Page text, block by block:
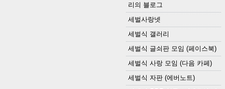
리의 블로그
세벌사랑넷
세벌식 갤러리
세벌식 글쇠판 모임 (페이스북)
세벌식 사랑 모임 (다음 카페)
세벌식 자판 (에버노트)